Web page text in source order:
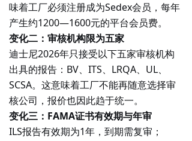
味着工厂必须注册成为Sedex会员，每年
产生约1200—1600元的平台会员费。
变化二：审核机构限为五家
迪士尼2026年只接受以下五家审核机构
出具的报告：BV、ITS、LRQA、UL、
SCSA。这意味着工厂不能再随意选择审
核公司，报价也因此趋于统一。
变化三：FAMA证书有效期与年审
ILS报告有效期为1年，到期需复审；